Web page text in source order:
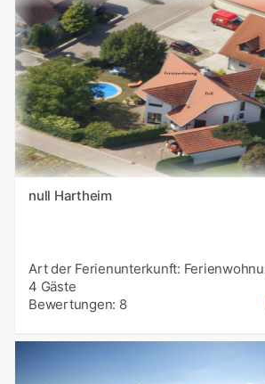
null Hartheim
Art der Ferienunterkunft:
4 Gäste
Bewertungen: 8